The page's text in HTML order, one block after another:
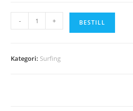
Neoprensokker,
2
- + BESTILL
Kategori: Surfing